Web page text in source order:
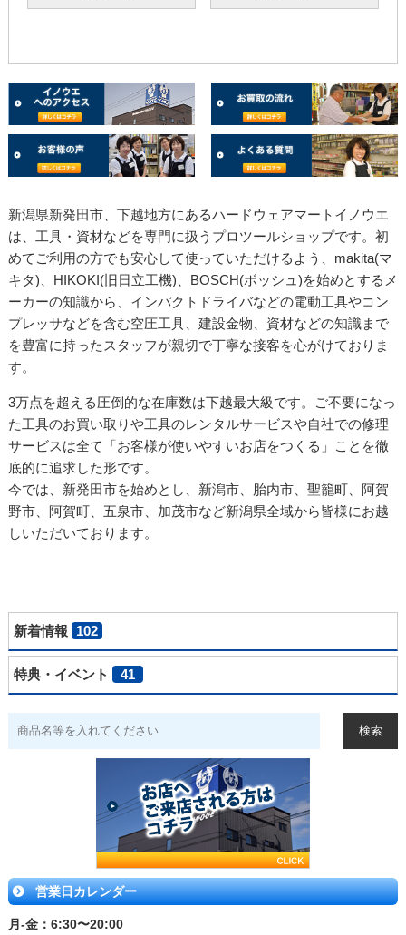
新潟県新発田市、下越地方にあるハードウェアマートイノウエ
は、工具・資材などを専門に扱うプロツールショップです。初
めてご利用の方でも安心して使っていただけるよう、makita(マ
キタ)、HIKOKI(旧日立工機)、BOSCH(ボッシュ)を始めとするメ
ーカーの知識から、インパクトドライバなどの電動工具やコン
プレッサなどを含む空圧工具、建設金物、資材などの知識まで
を豊富に持ったスタッフが親切で丁寧な接客を心がけておりま
す。
3万点を超える圧倒的な在庫数は下越最大級です。ご不要になっ
た工具のお買い取りや工具のレンタルサービスや自社での修理
サービスは全て「お客様が使いやすいお店をつくる」ことを徹
底的に追求した形です。
今では、新発田市を始めとし、新潟市、胎内市、聖籠町、阿賀
野市、阿賀町、五泉市、加茂市など新潟県全域から皆様にお越
しいただいております。
新着情報 102
特典・イベント 41
営業日カレンダー
月-金：6:30〜20:00